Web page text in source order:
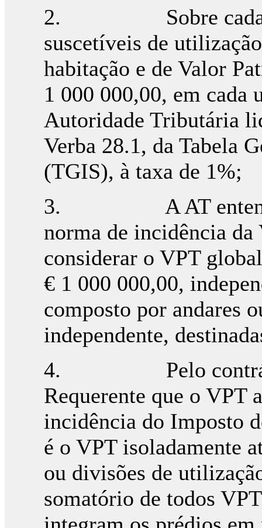
2. Sobre cada um
suscetíveis de
habitação e de Valor
1 000 000,00, em cada
Autoridade Tributária
Verba 28.1, da Tabela
(TGIS), à taxa de 1%;
3. A AT entende
norma de incidência da
considerar o VPT
€ 1 000 000,00,
composto por andares
independente,
4. Pelo contrário,
Requerente que o VPT
incidência do Imposto
é o VPT isoladamente
ou divisões de
somatório de todos